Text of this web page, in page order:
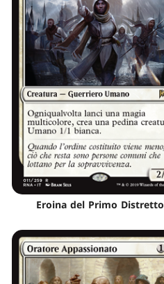
Eroina del Primo Distretto